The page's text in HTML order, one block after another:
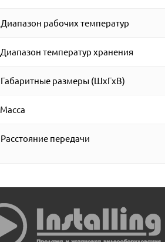
Диапазон рабочих температур
Диапазон температур хранения
Габаритные размеры (ШхГхВ)
Масса
Расстояние передачи